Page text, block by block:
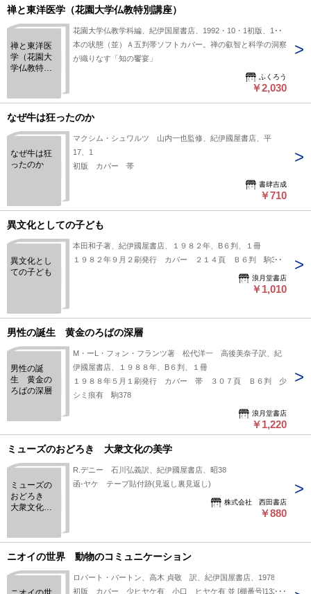
禅と東洋医学（花園大学仏教特別講座）
禅と東洋医
学（花園大
学仏教特別
花園大学仏教学科編、紀伊国屋書店、1992・10・1初版、1冊
本の状態（並）Ａ五判帯ソフトカバー。禅の叡智と科学の洞察
が織りなす「知の饗宴」
ふくろう
￥2,030
なぜ牛は狂ったのか
なぜ牛は狂
ったのか
マクシム・シュワルツ 山内一也監修、紀伊國屋書店、平
17、1
初版 カバー 帯
書肆吉成
￥710
異文化としての子ども
異文化とし
ての子ども
本田和子著、紀伊國屋書店、１９８２年、B６判、１冊
１９８２年９月２刷発行 カバー ２１４頁 Ｂ６判 駒378
浪月堂書店
￥1,010
男性の誕生 黄金のろばの深層
男性の誕
生 黄金の
ろばの深層
M・ーL・フォン・フランツ著 松代洋一 高後美奈子訳、紀
伊國屋書店、１９８８年、B６判、１冊
１９８８年５月１刷発行 カバー 帯 ３０７頁 Ｂ６判 少
シミ痕有 駒378
浪月堂書店
￥1,220
ミューズのおどろき 大衆文化の美学
ミューズの
おどろき
大衆文化の
R.デニー 石川弘義訳、紀伊國屋書店、昭38
函-ヤケ テープ貼付跡(見返し裏見返し)
株式会社 西田書店
￥880
ニオイの世界 動物のコミュニケーション
ロバート・バートン、高木 貞敬 訳、紀伊国屋書店、1978
初版 カバー 少ヒヤケ有 小口 ヒヤケ有 並 [棚番号]13200